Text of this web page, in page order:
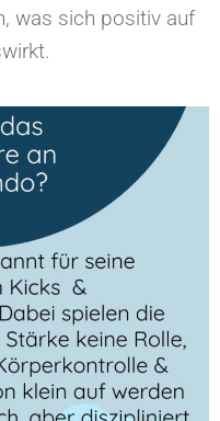
was sich positiv auf